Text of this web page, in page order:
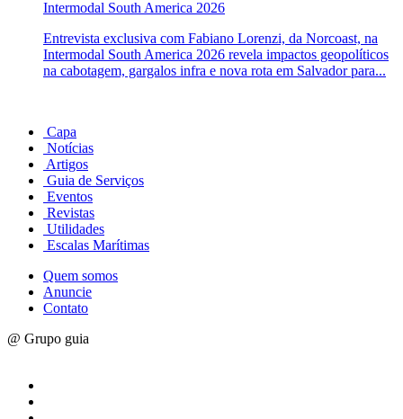
Intermodal South America 2026
Entrevista exclusiva com Fabiano Lorenzi, da Norcoast, na
Intermodal South America 2026 revela impactos geopolíticos
na cabotagem, gargalos infra e nova rota em Salvador para...
Capa
Notícias
Artigos
Guia de Serviços
Eventos
Revistas
Utilidades
Escalas Marítimas
Quem somos
Anuncie
Contato
@ Grupo guia